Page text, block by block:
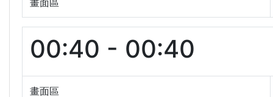
畫面區
00:40 - 00:40
畫面區